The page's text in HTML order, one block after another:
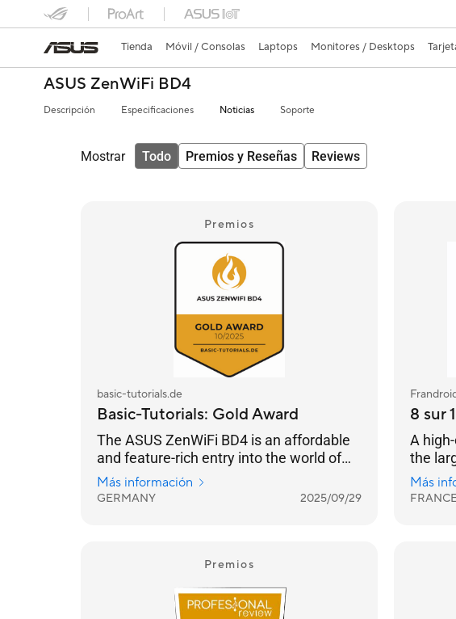
Tienda Móvil / Consolas Laptops Monitores / Desktops
ASUS ZenWiFi BD4
Descripción Especificaciones Noticias Soporte
Mostrar Todo Premios y Reseñas Reviews
Premios
basic-tutorials.de
Basic-Tutorials: Gold Award
The ASUS ZenWiFi BD4 is an affordable
and feature-rich entry into the world of
Wi-Fi 7, offering solid coverage and a
host of impressive features.
Más información
GERMANY 2025/09/29
8 sur
A
the
no
well-
Más
Premios